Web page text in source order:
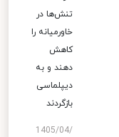
تنش‌ها در
خاورمیانه را
کاهش
دهند و به
دیپلماسی
بازگردند
1405/04/